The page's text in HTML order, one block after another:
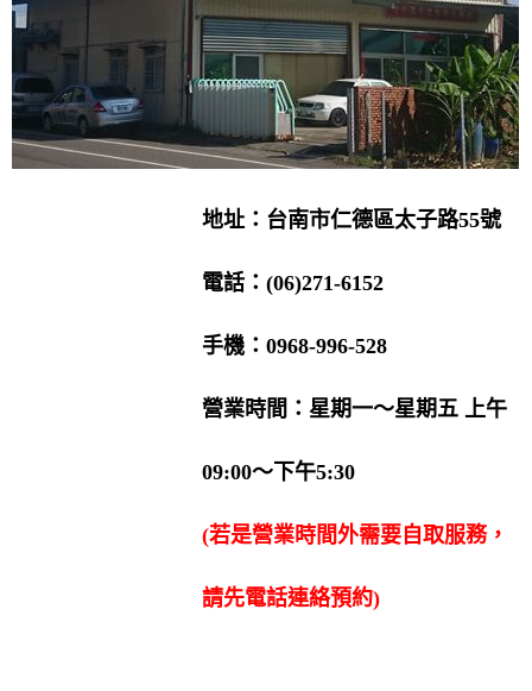
地址：台南市仁德區太子路55號
電話：(06)271-6152
手機：0968-996-528
營業時間：星期一〜星期五 上午
09:00〜下午5:30
(若是營業時間外需要自取服務，
請先電話連絡預約)